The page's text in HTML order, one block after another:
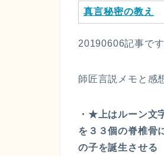
真言秘密の教え
20190606記事です
師匠言説メモと感
・★上はルーン文
を３３個の脊椎骨
の子を誕生させ